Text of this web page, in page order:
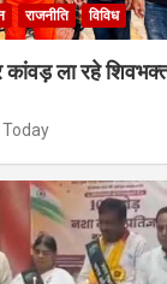
राजनीति विविध
ला रहे शिवभक्त
Today